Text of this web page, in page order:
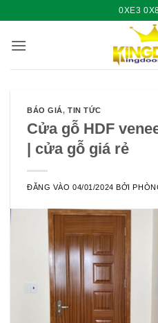
nội
0XE3
BÁO GIÁ,TIN TỨC
Cửa gỗ HDF
| cửa gỗ giá rẻ
ĐĂNG VÀO04/01/2024 BỞI